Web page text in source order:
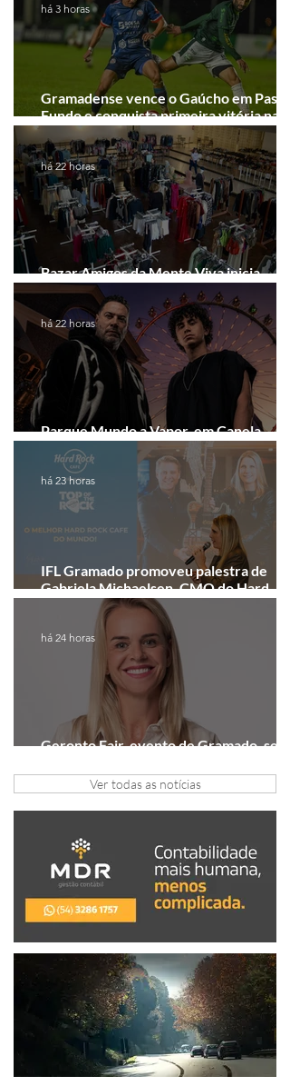
Gramadense vence o Gaúcho em Passo
Fundo e conquista primeira vitória na
Série A2
há 3 horas
Bazar Amigos da Mente Viva inicia
arrecadação em Gramado e Canela
há 22 horas
Parque Mundo a Vapor, em Canela,
recebe festival eletrônico em agosto
há 22 horas
IFL Gramado promoveu palestra de
Gabriela Michaelsen, CMO do Hard
Rock Cafe Gramado
há 23 horas
Geronto Fair, evento de Gramado, será
há 24 horas
Ver todas as notícias